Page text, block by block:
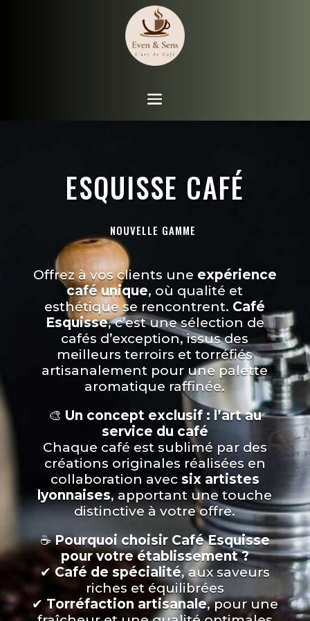
ESQUISSE CAFÉ
NOUVELLE GAMME
Offrez à vos clients une expérience
café unique, où qualité et
esthétique se rencontrent. Café
Esquisse, c’est une sélection de
cafés d’exception, issus des
meilleurs terroirs et torréfiés
artisanalement pour une palette
aromatique raffinée.
🎨 Un concept exclusif : l’art au
service du café
Chaque café est sublimé par des
créations originales réalisées en
collaboration avec six artistes
lyonnaises, apportant une touche
distinctive à votre offre.
☕Pourquoi choisir Café Esquisse
pour votre établissement ?
✔Café de spécialité, aux saveurs
riches et équilibrées
✔Torréfaction artisanale, pour une